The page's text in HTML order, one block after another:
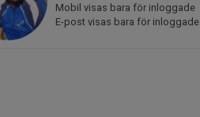
Mobil visas bara för inloggade
E-post visas bara för inloggade